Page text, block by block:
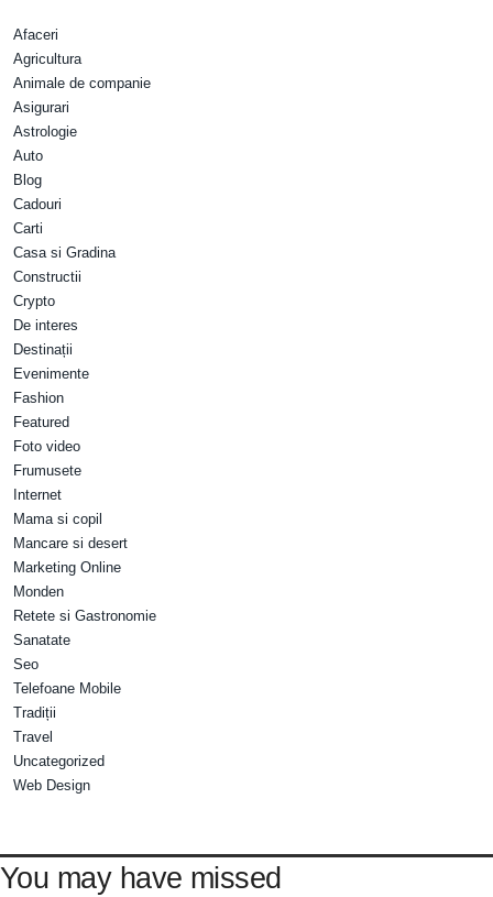
Afaceri
Agricultura
Animale de companie
Asigurari
Astrologie
Auto
Blog
Cadouri
Carti
Casa si Gradina
Constructii
Crypto
De interes
Destinații
Evenimente
Fashion
Featured
Foto video
Frumusete
Internet
Mama si copil
Mancare si desert
Marketing Online
Monden
Retete si Gastronomie
Sanatate
Seo
Telefoane Mobile
Tradiții
Travel
Uncategorized
Web Design
You may have missed